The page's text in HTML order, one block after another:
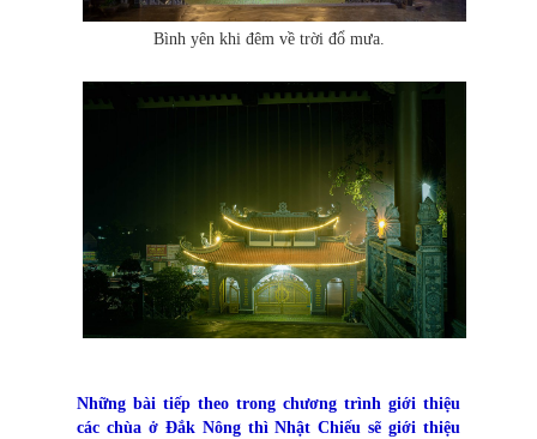
Bình yên khi đêm về trời đổ mưa.
Những bài tiếp theo trong chương trình giới thiệu
các chùa ở Đắk Nông thì Nhật Chiếu sẽ giới thiệu